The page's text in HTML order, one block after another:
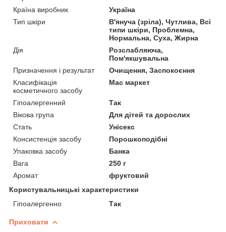
Країна виробник
Україна
Тип шкіри
В'януча (зріла), Чутлива, Всі
типи шкіри, Проблемна,
Нормальна, Суха, Жирна
Дія
Розслабляюча,
Пом'якшувальна
Призначення і результат
Очищення, Заспокоєння
Класифікація
косметичного засобу
Мас маркет
Гіпоалергенний
Так
Вікова група
Для дітей та дорослих
Стать
Унісекс
Консистенція засобу
Порошкоподібні
Упаковка засобу
Банка
Вага
250 г
Аромат
фруктовий
Користувальницькі характеристики
Гіпоалергенно
Так
Приховати